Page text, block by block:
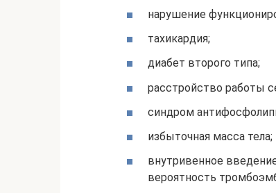
нарушение
тахикардия;
диабет второго типа;
расстройство работы
синдром
избыточная масса тела;
внутривенное
вероятность